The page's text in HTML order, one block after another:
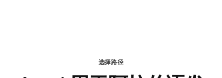
选择路径